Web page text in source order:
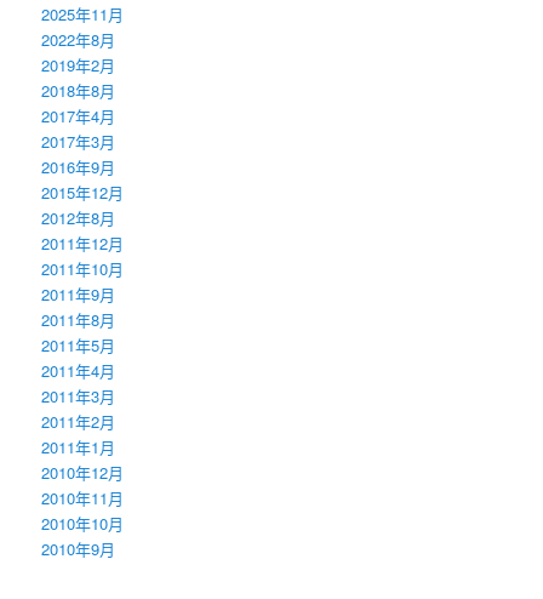
2025年11月
2022年8月
2019年2月
2018年8月
2017年4月
2017年3月
2016年9月
2015年12月
2012年8月
2011年12月
2011年10月
2011年9月
2011年8月
2011年5月
2011年4月
2011年3月
2011年2月
2011年1月
2010年12月
2010年11月
2010年10月
2010年9月